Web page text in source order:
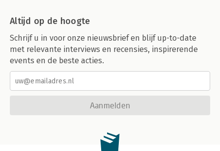
Altijd op de hoogte
Schrijf u in voor onze nieuwsbrief en blijf up-to-date
met relevante interviews en recensies, inspirerende
events en de beste acties.
Aanmelden